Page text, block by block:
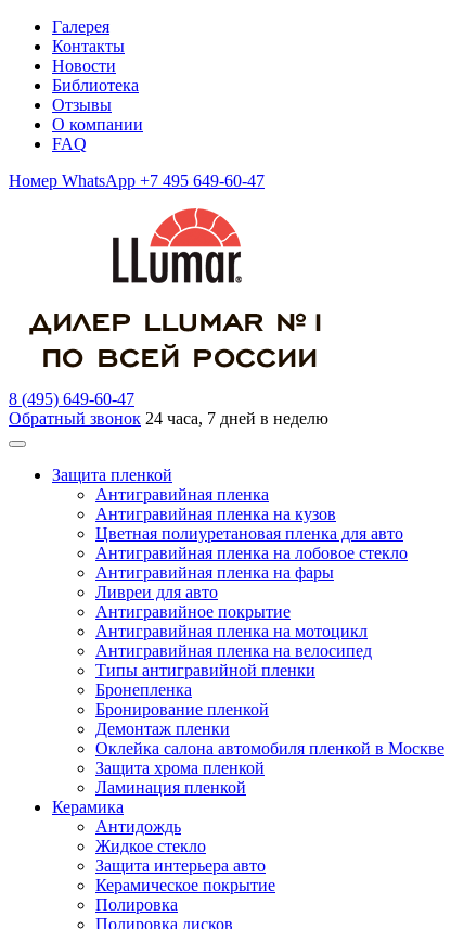
Галерея
Контакты
Новости
Библиотека
Отзывы
О компании
FAQ
Номер WhatsApp +7 495 649-60-47
8 (495) 649-60-47
Обратный звонок 24 часа, 7 дней в неделю
Защита пленкой
Антигравийная пленка
Антигравийная пленка на кузов
Цветная полиуретановая пленка для авто
Антигравийная пленка на лобовое стекло
Антигравийная пленка на фары
Ливреи для авто
Антигравийное покрытие
Антигравийная пленка на мотоцикл
Антигравийная пленка на велосипед
Типы антигравийной пленки
Бронепленка
Бронирование пленкой
Демонтаж пленки
Оклейка салона автомобиля пленкой в Москве
Защита хрома пленкой
Ламинация пленкой
Керамика
Антидождь
Жидкое стекло
Защита интерьера авто
Керамическое покрытие
Полировка
Полировка дисков